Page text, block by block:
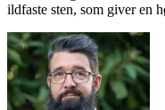
ildfaste sten, som giver en